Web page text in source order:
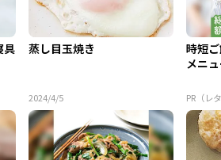
具
蒸し目玉焼き
2024/4/5
時短
メニ
PR（レ